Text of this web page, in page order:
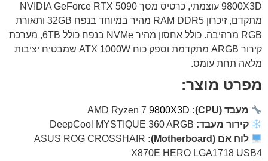
9800X3D עוצמתי, כרטיס מסך NVIDIA GeForce RTX 5090
מתקדם, זיכרון RAM DDR5 מהיר במיוחד בנפח 32GB ותאורת
RGB מרהיבה. כולל אחסון מהיר NVMe בנפח כולל 6TB, מערכת
קירור ARGB מתקדמת וספק כוח ATX 1000W שמבטיח יציבות
מלאה תחת עומס.
מפרט מוצר:
מעבד (CPU): AMD Ryzen 7 9800X3D
קירור מעבד:
לוח אם (Motherboard):
ASUS ROG CROSSHAIR
X870E HERO LGA1718 USB4